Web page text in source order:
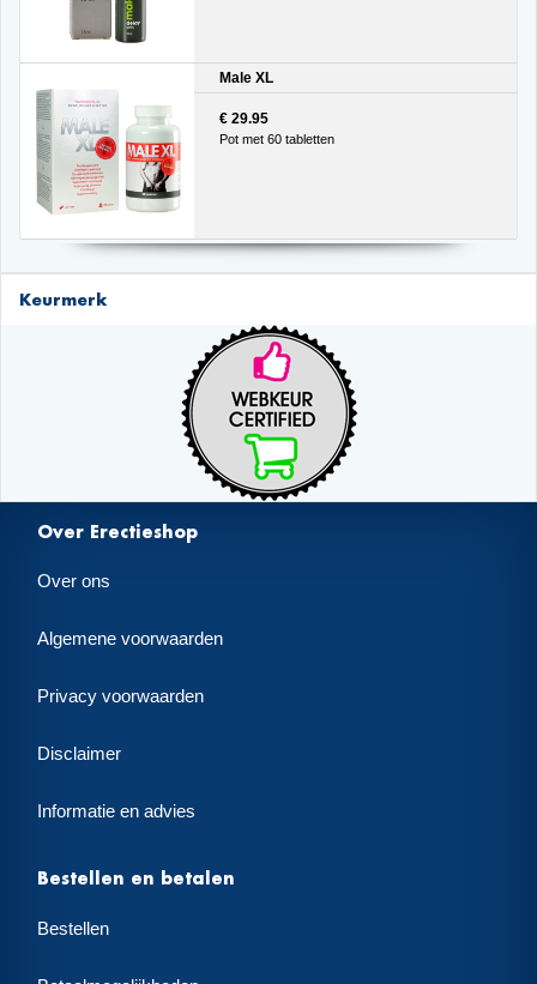
Male XL
€ 29.95
Pot met 60 tabletten
Keurmerk
Over Erectieshop
Over ons
Algemene voorwaarden
Privacy voorwaarden
Disclaimer
Informatie en advies
Bestellen en betalen
Bestellen